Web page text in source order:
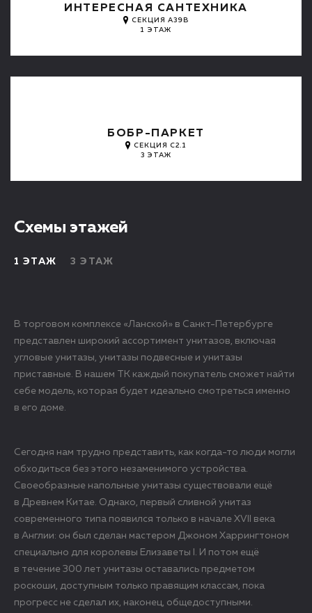
ИНТЕРЕСНАЯ САНТЕХНИКА
СЕКЦИЯ A39B
1 ЭТАЖ
БОБР-ПАРКЕТ
СЕКЦИЯ C2.1
3 ЭТАЖ
Схемы этажей
1 ЭТАЖ 3 ЭТАЖ
В торговом комплексе «Ланской» в Санкт-Петербурге
представлен широкий ассортимент унитазов, включая
угловые унитазы, унитазы подвесные и унитазы
приставные. В нашем ТК каждый покупатель сможет найти
себе модель, которая будет идеально смотреться именно
в его доме.
Сегодня нам трудно представить, как когда-то люди могли
обходиться без этого незаменимого устройства.
Своеобразные напольные унитазы существовали ещё
в Древнем Китае. Однако, первый сливной унитаз
современного типа появился только в начале XVII века
в Англии: он был сделан мастером Джоном Харрингтоном
специально для королевы Елизаветы I. И потом ещё
в течение 300 лет унитазы оставались предметом
роскоши, доступным только правящим классам, пока
прогресс не сделал их, наконец, общедоступными.